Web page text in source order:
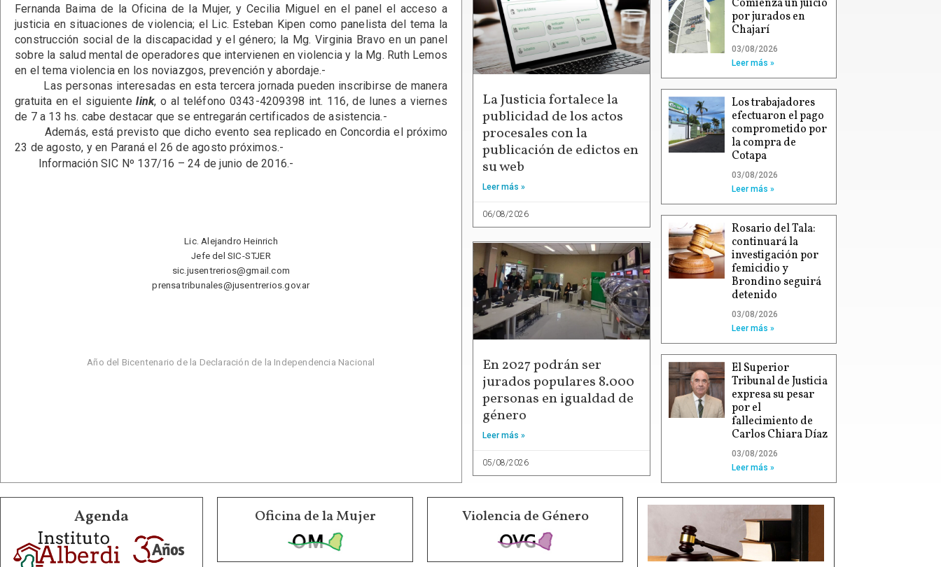
Fernanda Baima de la Oficina de la Mujer, y Cecilia Miguel en el panel el acceso a
justicia en situaciones de violencia; el Lic. Esteban Kipen como panelista del tema la
construcción social de la discapacidad y el género; la Mg. Virginia Bravo en un panel
sobre la salud mental de operadores que intervienen en violencia y la Mg. Ruth Lemos
en el tema violencia en los noviazgos, prevención y abordaje.-
Las personas interesadas en esta tercera jornada pueden inscribirse de manera
gratuita en el siguientelink, o al teléfono 0343-4209398 int. 116, de lunes a viernes
de 7 a 13 hs. cabe destacar que se entregarán certificados de asistencia.-
Además, está previsto que dicho evento sea replicado en Concordia el próximo
23 de agosto, y en Paraná el 26 de agosto próximos.-
Información SIC Nº 137/16 – 24 de junio de 2016.-
Lic. Alejandro Heinrich
Jefe del SIC-STJER
sic.jusentrerios@gmail.com
prensatribunales@jusentrerios.gov.ar
Año del Bicentenario de la Declaración de la Independencia Nacional
La Justicia fortalece la
publicidad de los actos
procesales con la
publicación de edictos en
su web
Leer más »
06/08/2026
En 2027 podrán ser
jurados populares 8.000
personas en igualdad de
género
Leer más »
05/08/2026
Comienza un juicio
por jurados en
Chajarí
03/08/2026
Leer más »
Los trabajadores
efectuaron el pago
comprometido por
la compra de
Cotapa
03/08/2026
Leer más »
Rosario del Tala:
continuará la
investigación por
femicidio y
Brondino seguirá
detenido
03/08/2026
Leer más »
El Superior
Tribunal de Justicia
expresa su pesar
por el
fallecimiento de
Carlos Chiara Díaz
03/08/2026
Leer más »
Agenda Oficina de la Mujer Violencia de Género